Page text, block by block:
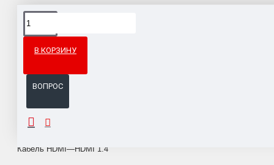
В КОРЗИНУ
ВОПРОС
Доставка товара по всему Таможенному союзу.
ОПИСАНИЕ
Кабель HDMI—HDMI 1.4